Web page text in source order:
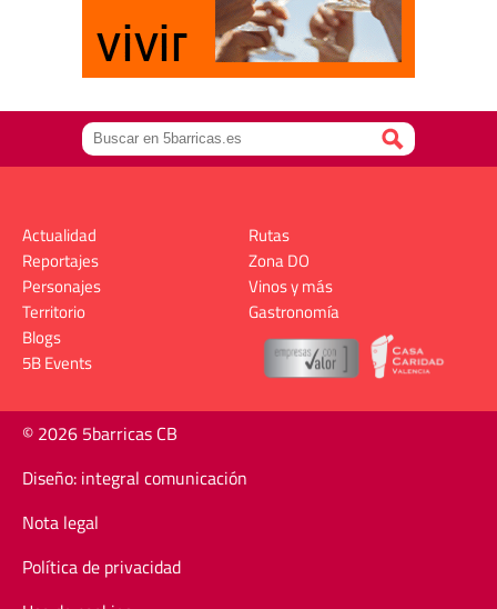
Actualidad
Reportajes
Personajes
Territorio
Rutas
Zona DO
Vinos y más
Gastronomía
Blogs
5B Events
© 2026 5barricas CB
Diseño: integral comunicación
Nota legal
Política de privacidad